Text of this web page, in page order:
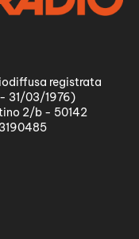
registrata
- 31/03/1976)
2/b - 50142